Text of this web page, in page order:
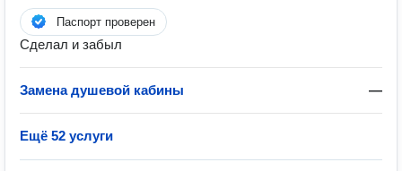
Паспорт проверен
Сделал и забыл
Замена душевой кабины —
Ещё 52 услуги